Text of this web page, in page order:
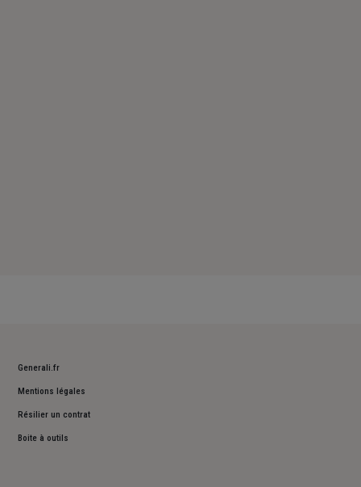
Generali.fr
Mentions légales
Résilier un contrat
Boite à outils